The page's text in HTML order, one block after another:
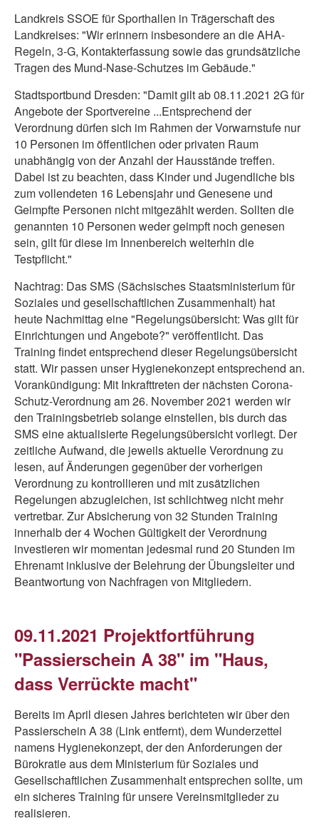
Landkreis SSOE für Sporthallen in Trägerschaft des
Landkreises: "Wir erinnern insbesondere an die AHA-
Regeln, 3-G, Kontakterfassung sowie das grundsätzliche
Tragen des Mund-Nase-Schutzes im Gebäude."
Stadtsportbund Dresden: "Damit gilt ab 08.11.2021 2G für
Angebote der Sportvereine ...Entsprechend der
Verordnung dürfen sich im Rahmen der Vorwarnstufe nur
10 Personen im öffentlichen oder privaten Raum
unabhängig von der Anzahl der Hausstände treffen.
Dabei ist zu beachten, dass Kinder und Jugendliche bis
zum vollendeten 16 Lebensjahr und Genesene und
Geimpfte Personen nicht mitgezählt werden. Sollten die
genannten 10 Personen weder geimpft noch genesen
sein, gilt für diese im Innenbereich weiterhin die
Testpflicht."
Nachtrag: Das SMS (Sächsisches Staatsministerium für
Soziales und gesellschaftlichen Zusammenhalt) hat
heute Nachmittag eine "Regelungsübersicht: Was gilt für
Einrichtungen und Angebote?" veröffentlicht. Das
Training findet entsprechend dieser Regelungsübersicht
statt. Wir passen unser Hygienekonzept entsprechend an.
Vorankündigung: Mit Inkrafttreten der nächsten Corona-
Schutz-Verordnung am 26. November 2021 werden wir
den Trainingsbetrieb solange einstellen, bis durch das
SMS eine aktualisierte Regelungsübersicht vorliegt. Der
zeitliche Aufwand, die jeweils aktuelle Verordnung zu
lesen, auf Änderungen gegenüber der vorherigen
Verordnung zu kontrollieren und mit zusätzlichen
Regelungen abzugleichen, ist schlichtweg nicht mehr
vertretbar. Zur Absicherung von 32 Stunden Training
innerhalb der 4 Wochen Gültigkeit der Verordnung
investieren wir momentan jedesmal rund 20 Stunden im
Ehrenamt inklusive der Belehrung der Übungsleiter und
Beantwortung von Nachfragen von Mitgliedern.
09.11.2021 Projektfortführung
"Passierschein A 38" im "Haus,
dass Verrückte macht"
Bereits im April diesen Jahres berichteten wir über den
Passierschein A 38 (Link entfernt), dem Wunderzettel
namens Hygienekonzept, der den Anforderungen der
Bürokratie aus dem Ministerium für Soziales und
Gesellschaftlichen Zusammenhalt entsprechen sollte, um
ein sicheres Training für unsere Vereinsmitglieder zu
realisieren.